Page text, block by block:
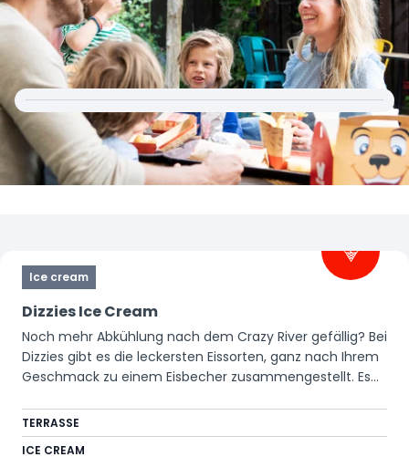
Ice cream
Dizzies Ice Cream
Noch mehr Abkühlung nach dem Crazy River gefällig? Bei
Dizzies gibt es die leckersten Eissorten, ganz nach Ihrem
Geschmack zu einem Eisbecher zusammengestellt. Es
können. Von diesem köstlichen, frisch zubereiteten Eis
sollten Sie sich überraschen lassen!
TERRASSE
ICE CREAM